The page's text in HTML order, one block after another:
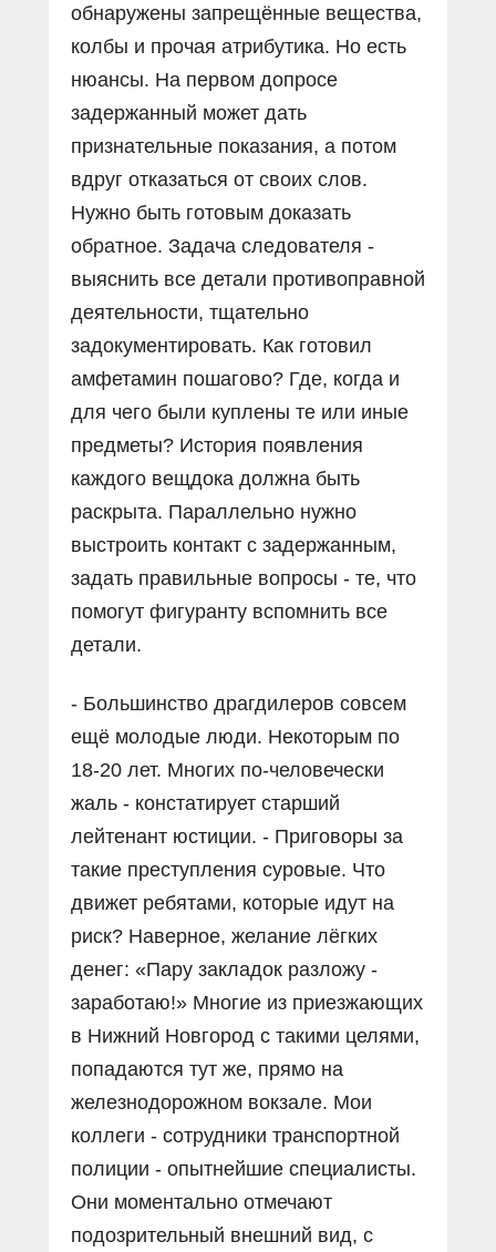
обнаружены запрещённые вещества,
колбы и прочая атрибутика. Но есть
нюансы. На первом допросе
задержанный может дать
признательные показания, а потом
вдруг отказаться от своих слов.
Нужно быть готовым доказать
обратное. Задача следователя -
выяснить все детали противоправной
деятельности, тщательно
задокументировать. Как готовил
амфетамин пошагово? Где, когда и
для чего были куплены те или иные
предметы? История появления
каждого вещдока должна быть
раскрыта. Параллельно нужно
выстроить контакт с задержанным,
задать правильные вопросы - те, что
помогут фигуранту вспомнить все
детали.
- Большинство драгдилеров совсем
ещё молодые люди. Некоторым по
18-20 лет. Многих по-человечески
жаль - констатирует старший
лейтенант юстиции. - Приговоры за
такие преступления суровые. Что
движет ребятами, которые идут на
риск? Наверное, желание лёгких
денег: «Пару закладок разложу -
заработаю!» Многие из приезжающих
в Нижний Новгород с такими целями,
попадаются тут же, прямо на
железнодорожном вокзале. Мои
коллеги - сотрудники транспортной
полиции - опытнейшие специалисты.
Они моментально отмечают
подозрительный внешний вид, с